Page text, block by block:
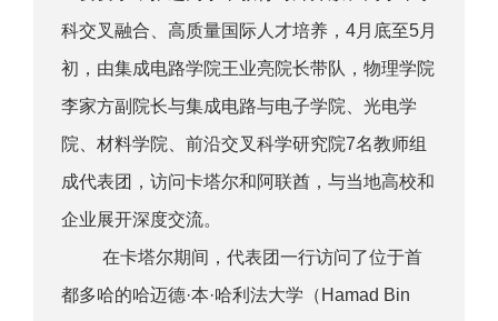
科交叉融合、高质量国际人才培养，4月底至5月
初，由集成电路学院王业亮院长带队，物理学院
李家方副院长与集成电路与电子学院、光电学
院、材料学院、前沿交叉科学研究院7名教师组
成代表团，访问卡塔尔和阿联酋，与当地高校和
企业展开深度交流。
在卡塔尔期间，代表团一行访问了位于首
都多哈的哈迈德·本·哈利法大学（Hamad Bin